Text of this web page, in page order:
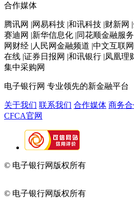
合作媒体
腾讯网 |网易科技 |和讯科技 |财新网
赛迪网 |新华信息化 |同花顺金融服
网财经 |人民网金融频道 |中文互联
在线 |证券日报网 |和讯银行 |凤凰理
集中采购网
电子银行网 专业领先的新金融平台
关于我们 联系我们 合作媒体 商务
CFCA官网
© 电子银行网版权所有
© 电子银行网版权所有